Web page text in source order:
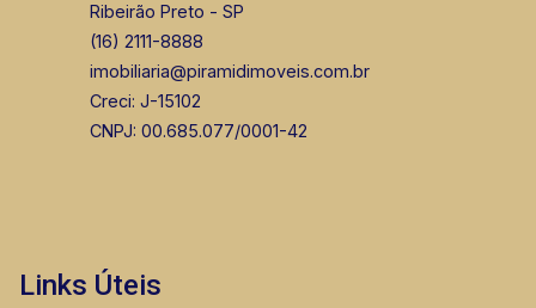
Ribeirão Preto - SP
(16) 2111-8888
imobiliaria@piramidimoveis.com.br
Creci: J-15102
CNPJ: 00.685.077/0001-42
Links Úteis